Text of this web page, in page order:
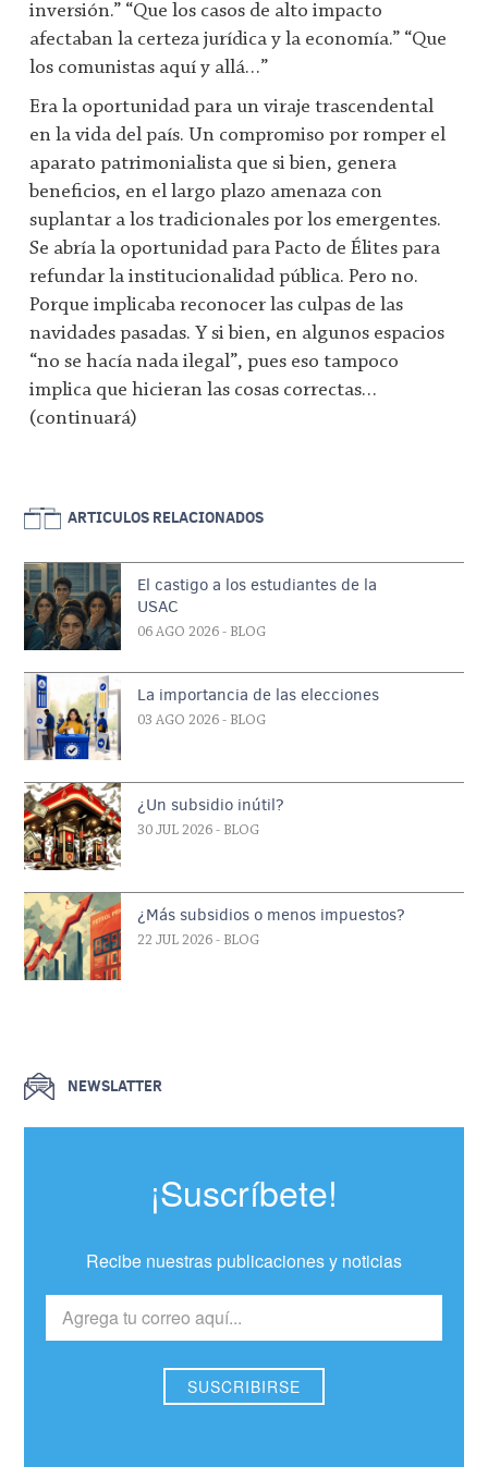
inversión.” “Que los casos de alto impacto
afectaban la certeza jurídica y la economía.” “Que
los comunistas aquí y allá…”
Era la oportunidad para un viraje trascendental
en la vida del país. Un compromiso por romper el
aparato patrimonialista que si bien, genera
beneficios, en el largo plazo amenaza con
suplantar a los tradicionales por los emergentes.
Se abría la oportunidad para Pacto de Élites para
refundar la institucionalidad pública. Pero no.
Porque implicaba reconocer las culpas de las
navidades pasadas. Y si bien, en algunos espacios
“no se hacía nada ilegal”, pues eso tampoco
implica que hicieran las cosas correctas…
(continuará)
ARTICULOS RELACIONADOS
El castigo a los estudiantes de la
USAC
06 AGO 2026 - BLOG
La importancia de las elecciones
03 AGO 2026 - BLOG
¿Un subsidio inútil?
30 JUL 2026 - BLOG
¿Más subsidios o menos impuestos?
22 JUL 2026 - BLOG
NEWSLATTER
¡Suscríbete!
Recibe nuestras publicaciones y noticias